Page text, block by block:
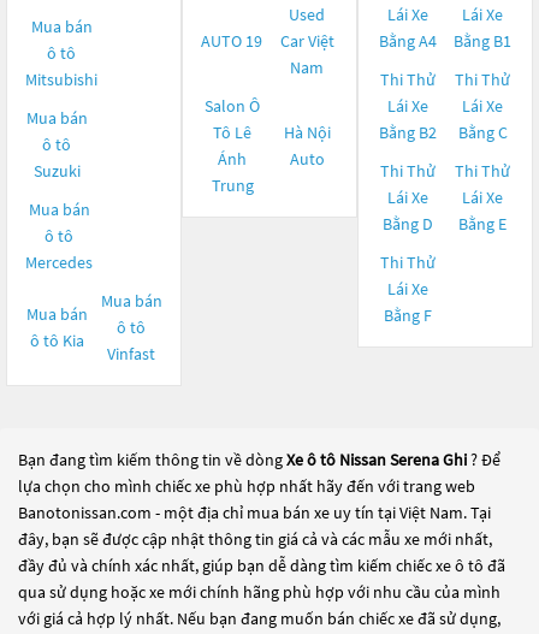
Mua bán
ô tô
Mitsubishi
Mua bán
ô tô
Suzuki
Mua bán
ô tô
Mercedes
Mua bán
ô tô Kia
Mua bán
ô tô
Vinfast
AUTO 19
Used
Car Việt
Nam
Salon Ô
Tô Lê
Ánh
Trung
Hà Nội
Auto
Lái Xe
Bằng A4
Lái Xe
Bằng B1
Thi Thử
Lái Xe
Bằng B2
Thi Thử
Lái Xe
Bằng C
Thi Thử
Lái Xe
Bằng D
Thi Thử
Lái Xe
Bằng E
Thi Thử
Lái Xe
Bằng F
Bạn đang tìm kiếm thông tin về dòngXe ô tô Nissan Serena Ghi? Để
lựa chọn cho mình chiếc xe phù hợp nhất hãy đến với trang web
Banotonissan.com - một địa chỉ mua bán xe uy tín tại Việt Nam. Tại
đây, bạn sẽ được cập nhật thông tin giá cả và các mẫu xe mới nhất,
đầy đủ và chính xác nhất, giúp bạn dễ dàng tìm kiếm chiếc xe ô tô đã
qua sử dụng hoặc xe mới chính hãng phù hợp với nhu cầu của mình
với giá cả hợp lý nhất. Nếu bạn đang muốn bán chiếc xe đã sử dụng,